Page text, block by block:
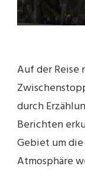
Auf der Reise
durch
Berichten
Gebiet um
Atmosphäre